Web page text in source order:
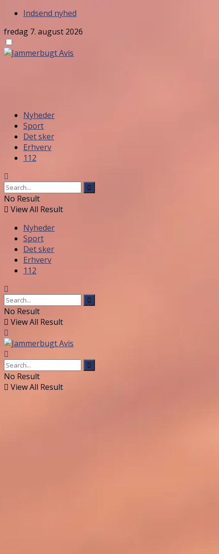
Indsend nyhed
fredag 7. august 2026
Nyheder
Sport
Det sker
Erhverv
112
No Result
View All Result
Nyheder
Sport
Det sker
Erhverv
112
No Result
View All Result
No Result
View All Result